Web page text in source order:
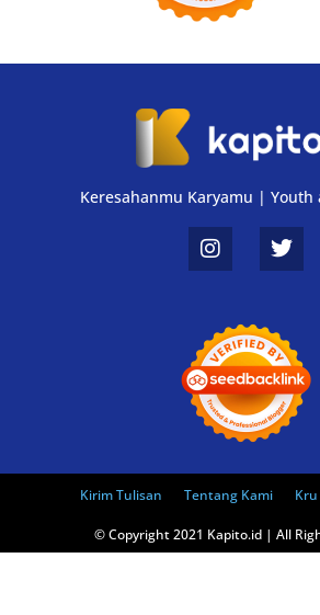
Keresahanmu Karyamu | Youth
Kirim Tulisan Tentang Kami Kru
© Copyright 2021 Kapito.id | All